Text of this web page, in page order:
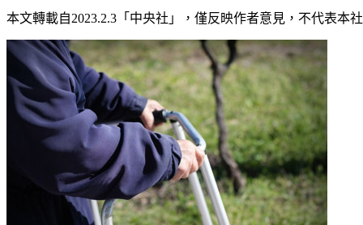
本文轉載自2023.2.3 「中央社」 ，僅反映作者意見，不代表本